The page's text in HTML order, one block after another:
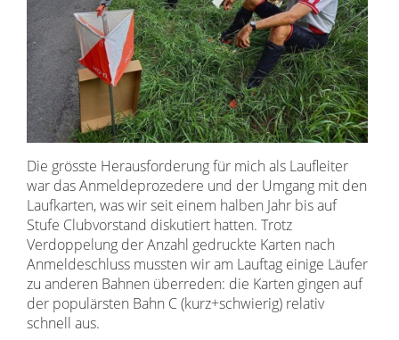
Die grösste Herausforderung für mich als Laufleiter
war das Anmeldeprozedere und der Umgang mit den
Laufkarten, was wir seit einem halben Jahr bis auf
Stufe Clubvorstand diskutiert hatten. Trotz
Verdoppelung der Anzahl gedruckte Karten nach
Anmeldeschluss mussten wir am Lauftag einige Läufer
zu anderen Bahnen überreden: die Karten gingen auf
der populärsten Bahn C (kurz+schwierig) relativ
schnell aus.